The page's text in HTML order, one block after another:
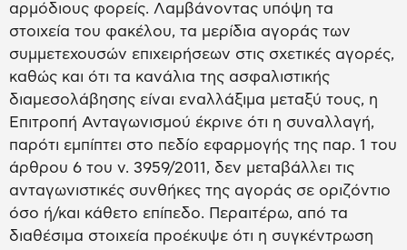
αρμόδιους φορείς. Λαμβάνοντας υπόψη τα
στοιχεία του φακέλου, τα μερίδια αγοράς των
συμμετεχουσών επιχειρήσεων στις σχετικές αγορές,
καθώς και ότι τα κανάλια της ασφαλιστικής
διαμεσολάβησης είναι εναλλάξιμα μεταξύ τους, η
Επιτροπή Ανταγωνισμού έκρινε ότι η συναλλαγή,
παρότι εμπίπτει στο πεδίο εφαρμογής της παρ. 1 του
άρθρου 6 του ν. 3959/2011, δεν μεταβάλλει τις
ανταγωνιστικές συνθήκες της αγοράς σε οριζόντιο
όσο ή/και κάθετο επίπεδο. Περαιτέρω, από τα
διαθέσιμα στοιχεία προέκυψε ότι η συγκέντρωση